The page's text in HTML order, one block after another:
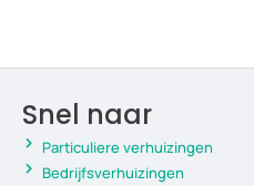
Snel naar
Particuliere verhuizingen
Bedrijfsverhuizingen